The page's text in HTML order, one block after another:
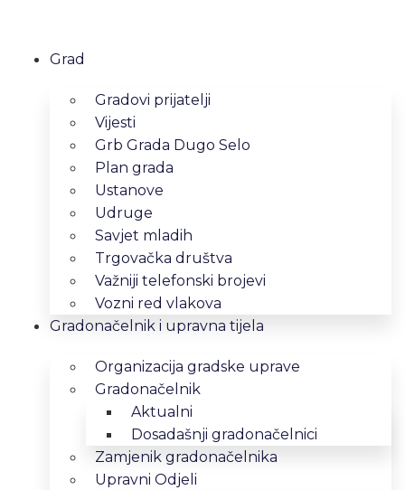
Grad
Gradovi prijatelji
Vijesti
Grb Grada Dugo Selo
Plan grada
Ustanove
Udruge
Savjet mladih
Trgovačka društva
Važniji telefonski brojevi
Vozni red vlakova
Gradonačelnik i upravna tijela
Organizacija gradske uprave
Gradonačelnik
Aktualni
Dosadašnji gradonačelnici
Zamjenik gradonačelnika
Upravni Odjeli